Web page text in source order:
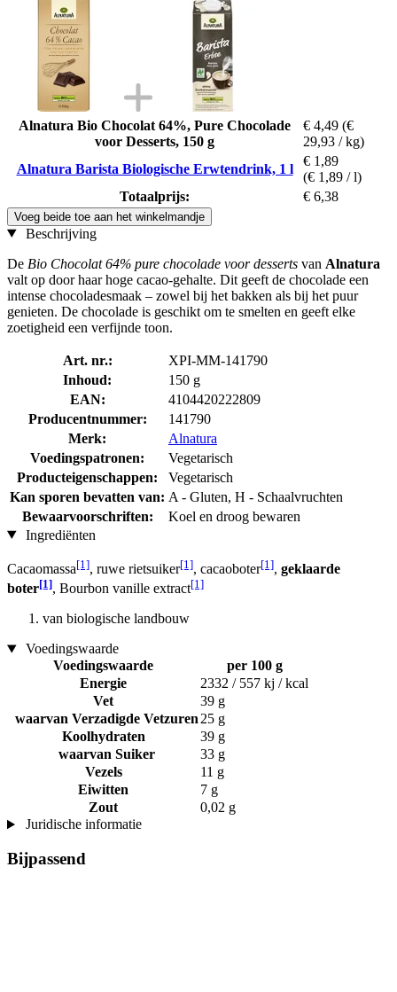
Alnatura Bio Chocolat 64%, Pure Chocolade
voor Desserts, 150 g
€ 4,49 (€
29,93 / kg)
Alnatura Barista Biologische Erwtendrink, 1 l
€ 1,89
(€ 1,89 / l)
Totaalprijs:
€ 6,38
Voeg beide toe aan het winkelmandje
Beschrijving
De Bio Chocolat 64% pure chocolade voor desserts van Alnatura
valt op door haar hoge cacao-gehalte. Dit geeft de chocolade een
intense chocoladesmaak – zowel bij het bakken als bij het puur
genieten. De chocolade is geschikt om te smelten en geeft elke
zoetigheid een verfijnde toon.
Art. nr.:
XPI-MM-141790
Inhoud:
150 g
EAN:
4104420222809
Producentnummer:
141790
Merk:
Alnatura
Voedingspatronen:
Vegetarisch
Producteigenschappen:
Vegetarisch
Kan sporen bevatten van: A - Gluten, H - Schaalvruchten
Bewaarvoorschriften:
Koel en droog bewaren
Ingrediënten
Cacaomassa[1], ruwe rietsuiker[1], cacaoboter[1], geklaarde
boter[1], Bourbon vanille extract[1]
van biologische landbouw
Voedingswaarde
Voedingswaarde
per 100 g
Energie
2332 / 557 kj / kcal
Vet
39 g
waarvan Verzadigde Vetzuren 25 g
Koolhydraten
39 g
waarvan Suiker
33 g
Vezels
11 g
Eiwitten
7 g
Zout
0,02 g
Juridische informatie
Bijpassend